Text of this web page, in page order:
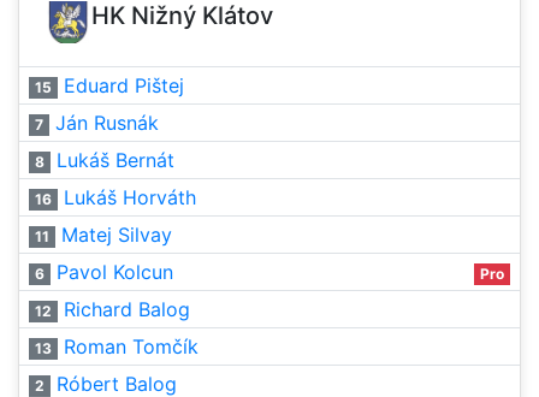
HK Nižný Klátov
15 Eduard Pištej
7 Ján Rusnák
8 Lukáš Bernát
16 Lukáš Horváth
11 Matej Silvay
6 Pavol Kolcun Pro
12 Richard Balog
13 Roman Tomčík
2 Róbert Balog